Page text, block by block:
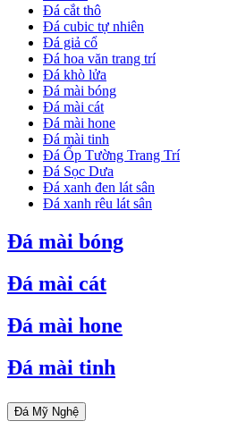
Đá cắt thô
Đá cubic tự nhiên
Đá giả cổ
Đá hoa văn trang trí
Đá khò lửa
Đá mài bóng
Đá mài cát
Đá mài hone
Đá mài tinh
Đá Ốp Tường Trang Trí
Đá Sọc Dưa
Đá xanh đen lát sân
Đá xanh rêu lát sân
Đá mài bóng
Đá mài cát
Đá mài hone
Đá mài tinh
Đá Mỹ Nghệ